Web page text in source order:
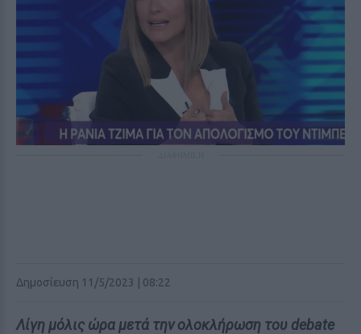
Δημοσίευση 11/5/2023 | 08:22
Λίγη μόλις ώρα μετά την ολοκλήρωση του debate